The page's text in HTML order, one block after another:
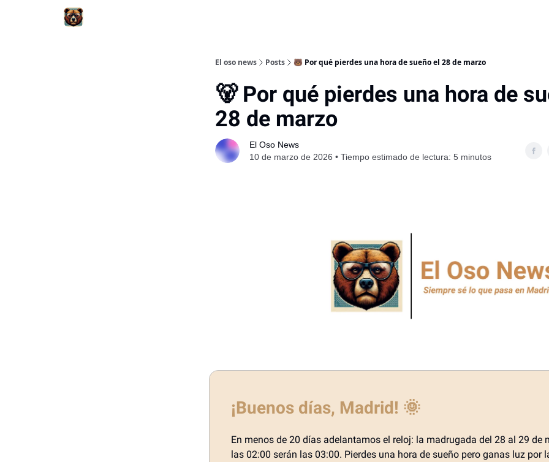
El oso news Posts 🐻 Por qué pierdes una hora de sueño el 28 de marzo
🐻 Por qué pierdes una hora de
28 de marzo
El Oso News
10 de marzo de 2026 • Tiempo estimado de lectura: 5 minutos
¡Buenos días, Madrid! 🌞
En menos de 20 días adelantamos el reloj: la madrugada del 28 al 29 de
las 02:00 serán las 03:00. Pierdes una hora de sueño pero ganas luz por